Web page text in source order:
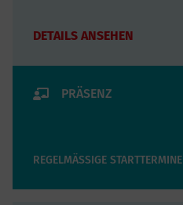
PRÄSENZ
REGELMÄSSIGE STARTTERMINE
beruflichen Entwicklung
DETAILS ANSEHEN